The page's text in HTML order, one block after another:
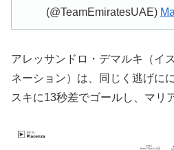
(@TeamEmiratesUAE)
アレッサンドロ・デマルキ（イ
ネーション）は、同じく逃げに
スキに13秒差でゴールし、マリ